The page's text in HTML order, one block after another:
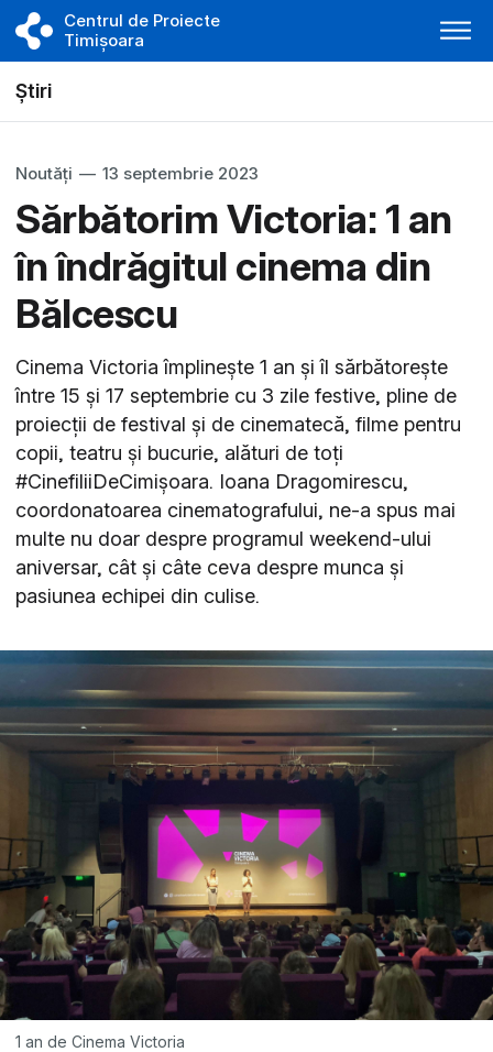
Centrul de Proiecte
Timișoara
Știri
Noutăți — 13 septembrie 2023
Sărbătorim Victoria: 1 an
în îndrăgitul cinema din
Bălcescu
Cinema Victoria împlinește 1 an și îl sărbătorește
între 15 și 17 septembrie cu 3 zile festive, pline de
proiecții de festival și de cinematecă, filme pentru
copii, teatru și bucurie, alături de toți
#CinefiliiDeCimișoara. Ioana Dragomirescu,
coordonatoarea cinematografului, ne-a spus mai
multe nu doar despre programul weekend-ului
aniversar, cât și câte ceva despre munca și
pasiunea echipei din culise.
1 an de Cinema Victoria